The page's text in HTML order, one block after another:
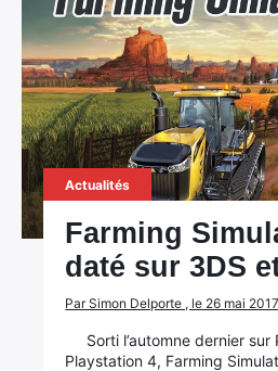
Actualités
Farming
daté sur 3DS
Par Simon Delporte , le 26 mai 2017
Sorti l’automne dernier
Playstation 4, Farming